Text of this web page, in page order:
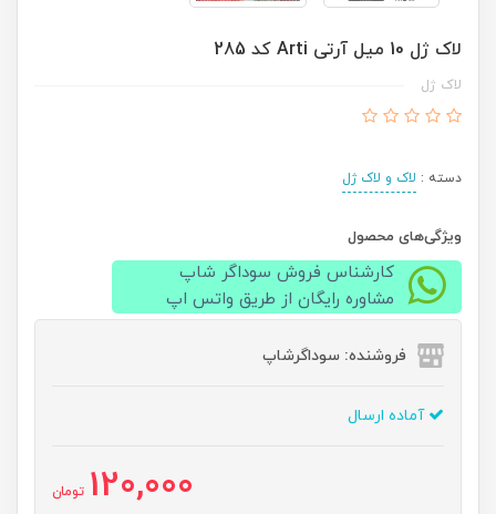
لاک ژل 10 میل آرتی Arti کد 285
لاک ژل
دسته : لاک و لاک ژل
ویژگی‌های محصول
کارشناس فروش سوداگر شاپ
مشاوره رایگان از طریق واتس اپ
فروشنده: سوداگرشاپ
آماده ارسال
120,000 تومان